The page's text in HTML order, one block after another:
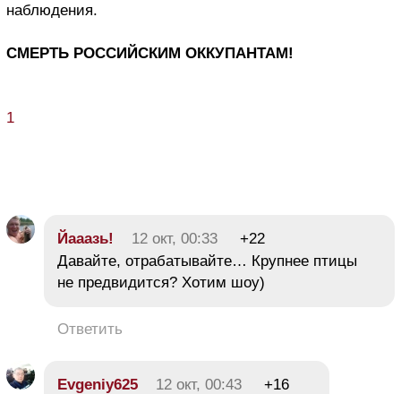
наблюдения.
СМЕРТЬ РОССИЙСКИМ ОККУПАНТАМ!
1
Йааазь! 12 окт, 00:33
+22
Давайте, отрабатывайте… Крупнее птицы
не предвидится? Хотим шоу)
Ответить
Evgeniy625 12 окт, 00:43
+16